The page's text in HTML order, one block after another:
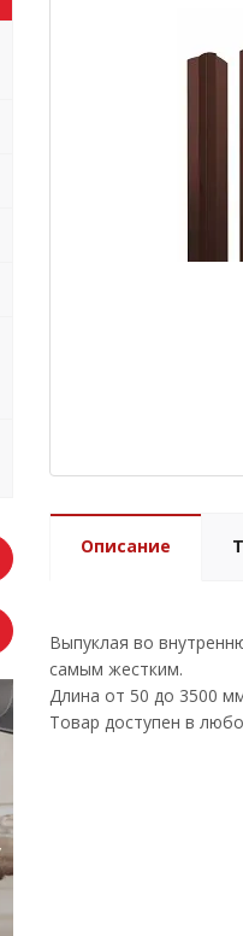
Описание
Выпуклая во
самым жестким.
Длина от 50 до 3500
Товар доступен в